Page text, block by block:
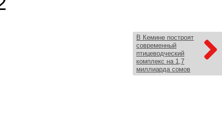
В Кемине построят
современный
птицеводческий
комплекс на 1,7
миллиарда сомов